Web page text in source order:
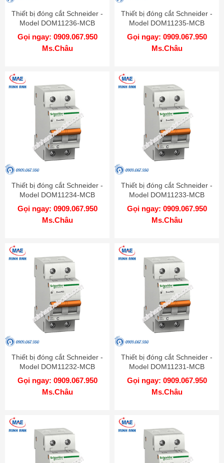
Thiết bị đóng cắt Schneider -
Model DOM11236-MCB
Gọi ngay: 0909.067.950
Ms.Châu
Thiết bị đóng cắt Schneider -
Model DOM11235-MCB
Gọi ngay: 0909.067.950
Ms.Châu
Thiết bị đóng cắt Schneider -
Model DOM11234-MCB
Gọi ngay: 0909.067.950
Ms.Châu
Thiết bị đóng cắt Schneider -
Model DOM11233-MCB
Gọi ngay: 0909.067.950
Ms.Châu
Thiết bị đóng cắt Schneider -
Model DOM11232-MCB
Gọi ngay: 0909.067.950
Ms.Châu
Thiết bị đóng cắt Schneider -
Model DOM11231-MCB
Gọi ngay: 0909.067.950
Ms.Châu